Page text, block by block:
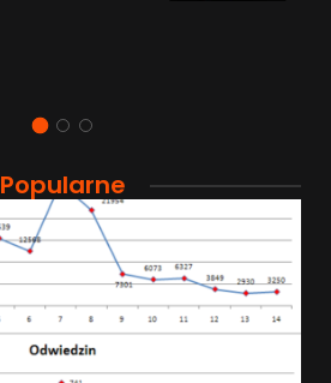
Popularne